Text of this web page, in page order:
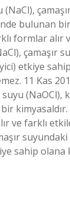
bulunan
formlar alır
çamaşır
etkiye
11 Kas
(NaOCl),
ve farklı
sahip olana